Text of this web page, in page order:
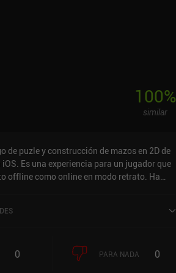
limitada para probar antes de comprarlo.
no estresantes que te hacen
100%
similar
de puzle y construcción de mazos en 2D de
Es una experiencia para un jugador que
offline como online en modo retrato. Ha
0 PARA NADA 0